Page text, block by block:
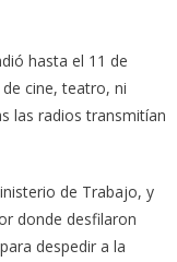
hasta el 11 de
cine, teatro, ni
las radios transmitían
de Trabajo, y
donde desfilaron
despedir a la